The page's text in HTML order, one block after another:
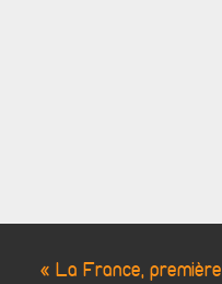
« La France, première